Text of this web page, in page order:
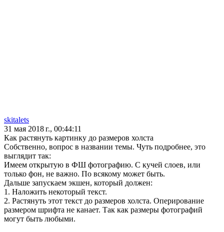
skitalets
31 мая 2018 г., 00:44:11
Как растянуть картинку до размеров холста
Собственно, вопрос в названии темы. Чуть подробнее, это
выглядит так:
Имеем открытую в ФШ фотографию. С кучей слоев, или
только фон, не важно. По всякому может быть.
Дальше запускаем экшен, который должен:
1. Наложить некоторый текст.
2. Растянуть этот текст до размеров холста. Оперирование
размером шрифта не канает. Так как размеры фотографий
могут быть любыми.